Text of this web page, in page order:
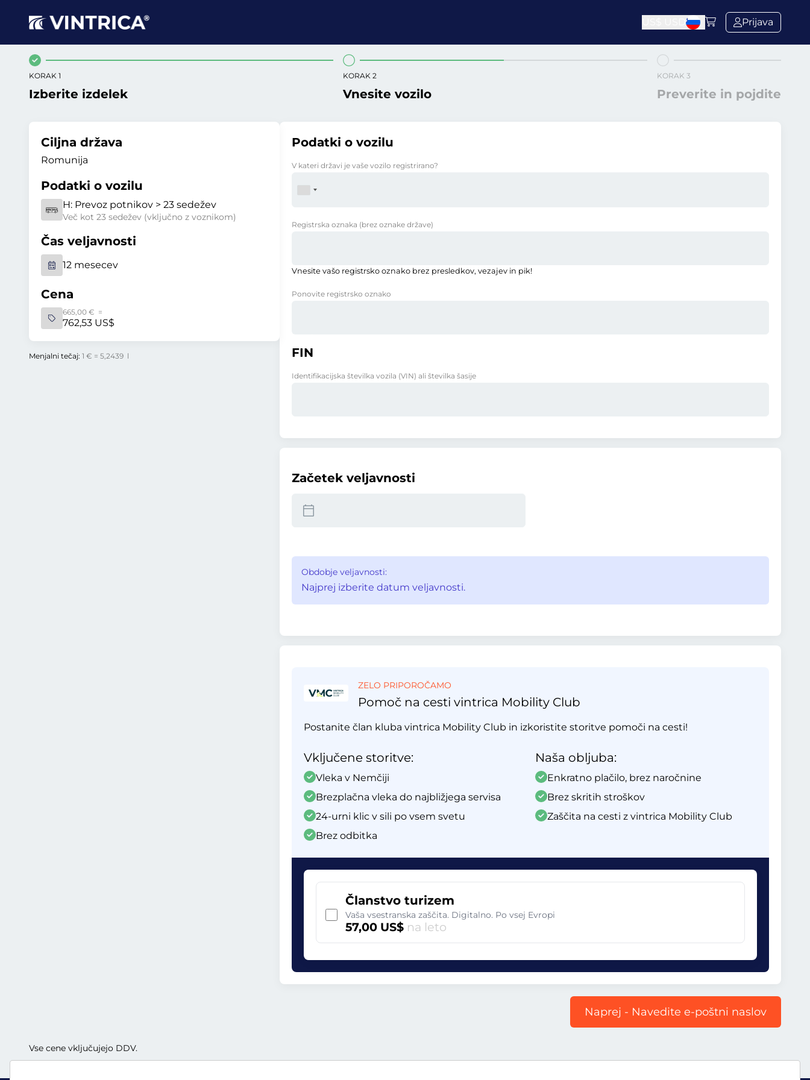
Prijava
KORAK 1
Izberite izdelek
KORAK 2
Vnesite vozilo
KORAK 3
Preverite in pojdite
Ciljna država
Romunija
Podatki o vozilu
H: Prevoz potnikov > 23 sedežev
Več kot 23 sedežev (vključno z voznikom)
Čas veljavnosti
12 mesecev
Cena
665,00 € =
762,53 US$
Menjalni tečaj: 1 € = 5,2439 l
Podatki o vozilu
V kateri državi je vaše vozilo registrirano?
Registrska oznaka (brez oznake države)
Vnesite vašo registrsko oznako brez presledkov, vezajev in pik!
Ponovite registrsko oznako
FIN
Identifikacijska številka vozila (VIN) ali številka šasije
Začetek veljavnosti
Obdobje veljavnosti:
Najprej izberite datum veljavnosti.
ZELO PRIPOROČAMO
Pomoč na cesti vintrica Mobility Club
Postanite član kluba vintrica Mobility Club in izkoristite storitve pomoči na cesti!
Vključene storitve:
Vleka v Nemčiji
Brezplačna vleka do najbližjega servisa
24-urni klic v sili po vsem svetu
Brez odbitka
Naša obljuba:
Enkratno plačilo, brez naročnine
Brez skritih stroškov
Zaščita na cesti z vintrica Mobility Club
Članstvo turizem
Vaša vsestranska zaščita. Digitalno. Po vsej Evropi
57,00 US$ na leto
Naprej - Navedite e-poštni naslov
Vse cene vključujejo DDV.